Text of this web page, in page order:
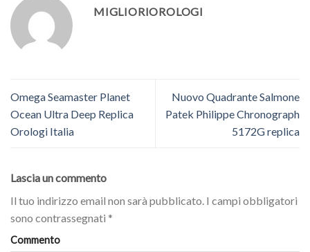
MIGLIORIOROLOGI
Omega Seamaster Planet
Ocean Ultra Deep Replica
Orologi Italia
Nuovo Quadrante Salmone
Patek Philippe Chronograph
5172G replica
Lascia un commento
Il tuo indirizzo email non sarà pubblicato. I campi obbligatori
sono contrassegnati *
Commento